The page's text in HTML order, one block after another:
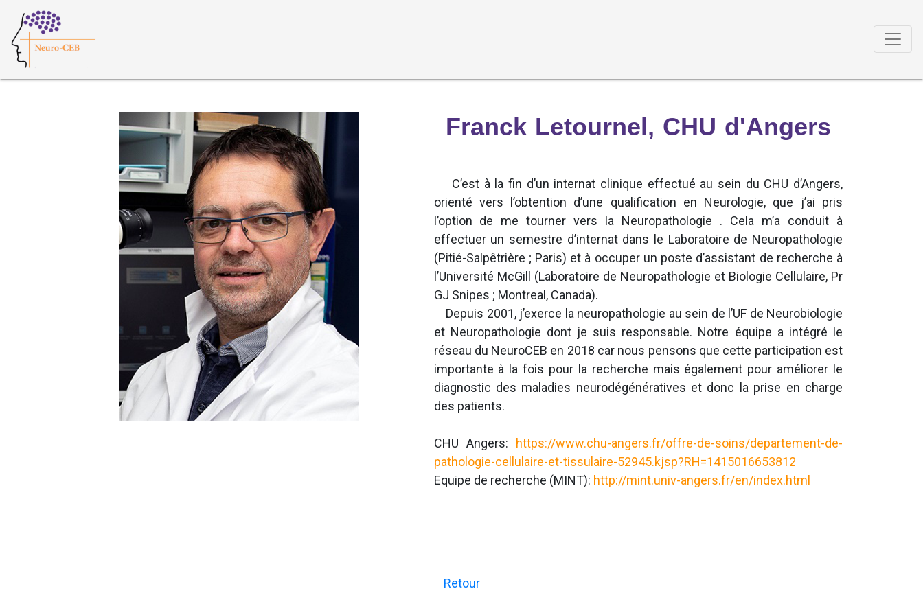
Franck Letournel, CHU d'Angers
C’est à la fin d’un internat clinique effectué au sein du CHU d’Angers,
orienté vers l’obtention d’une qualification en Neurologie, que j’ai pris
l’option de me tourner vers la Neuropathologie . Cela m’a conduit à
effectuer un semestre d’internat dans le Laboratoire de Neuropathologie
(Pitié-Salpêtrière ; Paris) et à occuper un poste d’assistant de recherche à
l’Université McGill (Laboratoire de Neuropathologie et Biologie Cellulaire, Pr
GJ Snipes ; Montreal, Canada).
Depuis 2001, j’exerce la neuropathologie au sein de l’UF de Neurobiologie
et Neuropathologie dont je suis responsable. Notre équipe a intégré le
réseau du NeuroCEB en 2018 car nous pensons que cette participation est
importante à la fois pour la recherche mais également pour améliorer le
diagnostic des maladies neurodégénératives et donc la prise en charge
des patients.
CHU Angers: https://www.chu-angers.fr/offre-de-soins/departement-de-
pathologie-cellulaire-et-tissulaire-52945.kjsp?RH=1415016653812
Equipe de recherche (MINT): http://mint.univ-angers.fr/en/index.html
Retour